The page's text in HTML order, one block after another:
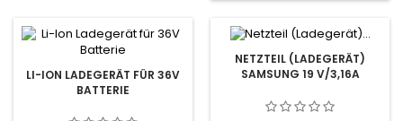
LI-ION LADEGERÄT FÜR 36V
BATTERIE
NETZTEIL (LADEGERÄT)
SAMSUNG 19 V/3,16A